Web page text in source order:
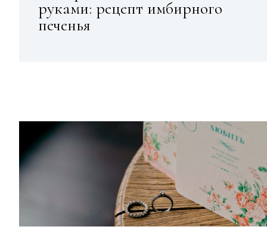
руками: рецепт имбирного
печенья